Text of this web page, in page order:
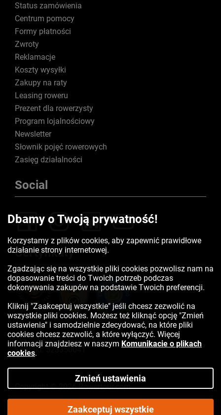
Status zamówienia
Centrum pomocy
Formy płatności
Zwroty
Reklamacje
Koszty wysyłki
Zakupy na raty
Leasing roweru
Prezent dla rowerzysty
Program lojalnościowy
Newsletter
Słownik pojęć rowerowych
Zasięg działalności
Social
Certyfikaty
Kontakt:523350041
Copyright © 2026 Rowertour.com
Internetowy sklep rowerowy
Dbamy o Twoją prywatność!
Korzystamy z plików cookies, aby zapewnić prawidłowe
działanie strony internetowej.
Zgadzając się na wszystkie pliki cookies pozwolisz nam na
dopasowanie treści do Twoich potrzeb podczas
dokonywania zakupów na podstawie Twoich preferencji.
Kliknij "Zaakceptuj wszystkie" jeśli chcesz zezwolić na
wszystkie pliki cookies. Możesz też kliknąć opcję "Zmień
ustawienia" i samodzielnie zdecydować, na które pliki
cookies chcesz zezwolić, a które wyłączyć. Więcej
informacji znajdziesz w naszym Komunikacie o plikach
cookies.
Zmień ustawienia
Zaakceptuj wszystkie